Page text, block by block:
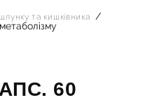
та кишківника
60